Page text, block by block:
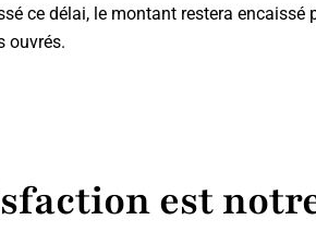
ce délai, le montant restera
ouvrés.
est